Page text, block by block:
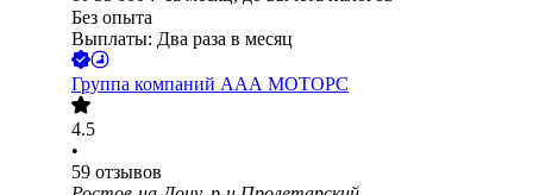
Без опыта
Выплаты: Два раза в месяц
Группа компаний ААА МОТОРС
4.5
•
59 отзывов